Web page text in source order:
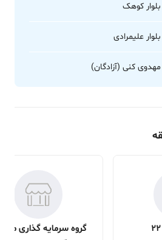
بلوار کوهک
علیمرادی
مهدوی کنی (آزادگان)
گروه سرمايه گذاری